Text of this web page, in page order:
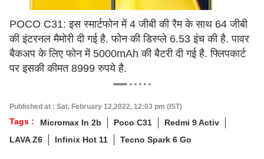
POCO C31: इस स्मार्टफोन में 4 जीबी की रैम के साथ 64 जीबी
की इंटरनल मैमोरी दी गई है. फोन की डिस्प्ले 6.53 इंच की है. पावर
बैकअप के लिए फोन में 5000mAh की बैटरी दी गई है. फ्लिपकार्ट
पर इसकी कीमत 8999 रुपये है.
Published at : Sat, February 12,2022, 12:03 pm (IST)
Tags : Micromax In 2b Poco C31
Redmi 9 Activ
LAVA Z6
Infinix Hot 11 Tecno Spark 6 Go